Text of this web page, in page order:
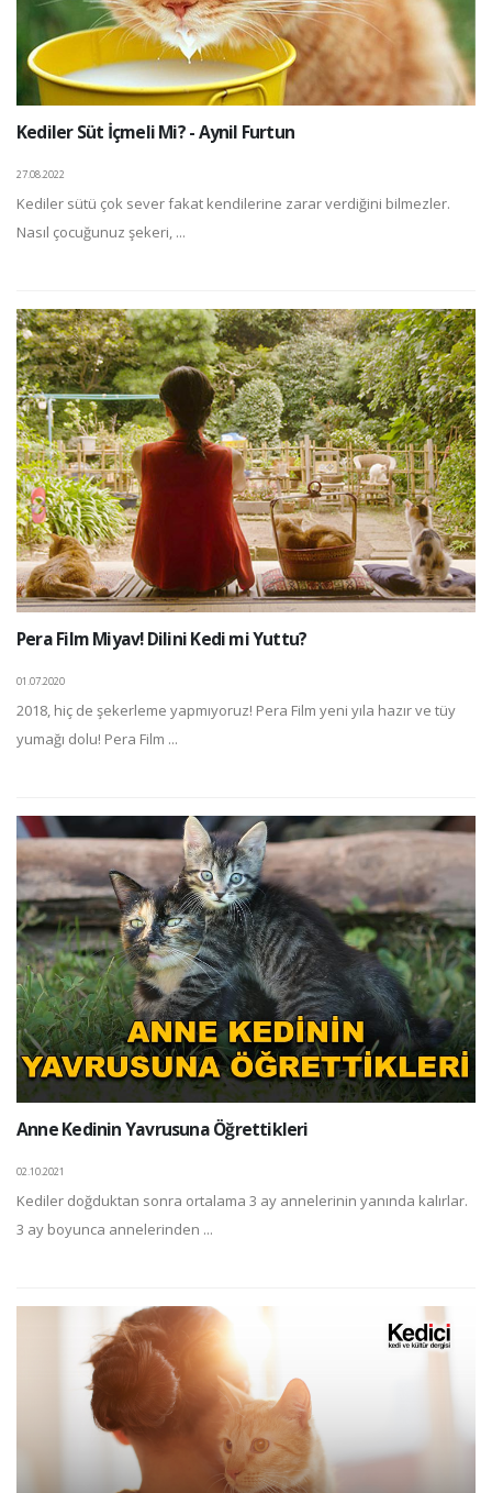
Kediler Süt İçmeli Mi? - Aynil Furtun
27.08.2022
Kediler sütü çok sever fakat kendilerine zarar verdiğini bilmezler.
Nasıl çocuğunuz şekeri, ...
Pera Film Miyav! Dilini Kedi mi Yuttu?
01.07.2020
2018, hiç de şekerleme yapmıyoruz! Pera Film yeni yıla hazır ve tüy
yumağı dolu! Pera Film ...
Anne Kedinin Yavrusuna Öğrettikleri
02.10.2021
Kediler doğduktan sonra ortalama 3 ay annelerinin yanında kalırlar.
3 ay boyunca annelerinden ...